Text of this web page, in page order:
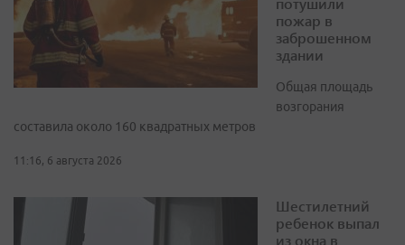
пожар в
заброшенном
здании
Общая площадь
возгорания
составила около 160 квадратных метров
11:16, 6 августа 2026
Шестилетний
ребенок выпал
из окна в